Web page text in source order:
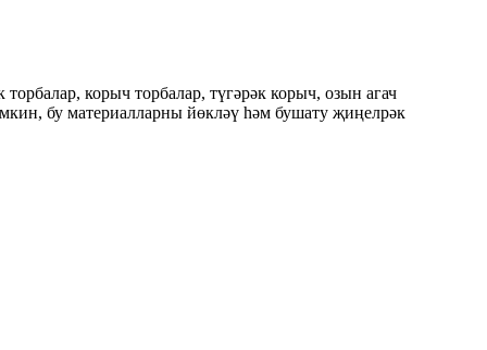
корыч торбалар, түгәрәк корыч, озын агач
бу материалларны йөкләү һәм бушату җиңелрәк